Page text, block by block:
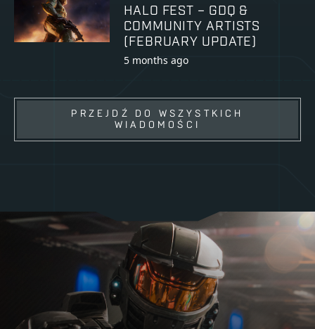
HALO FEST – GDQ &
COMMUNITY ARTISTS
(FEBRUARY UPDATE)
5 months ago
PRZEJDŹ DO WSZYSTKICH
WIADOMOŚCI